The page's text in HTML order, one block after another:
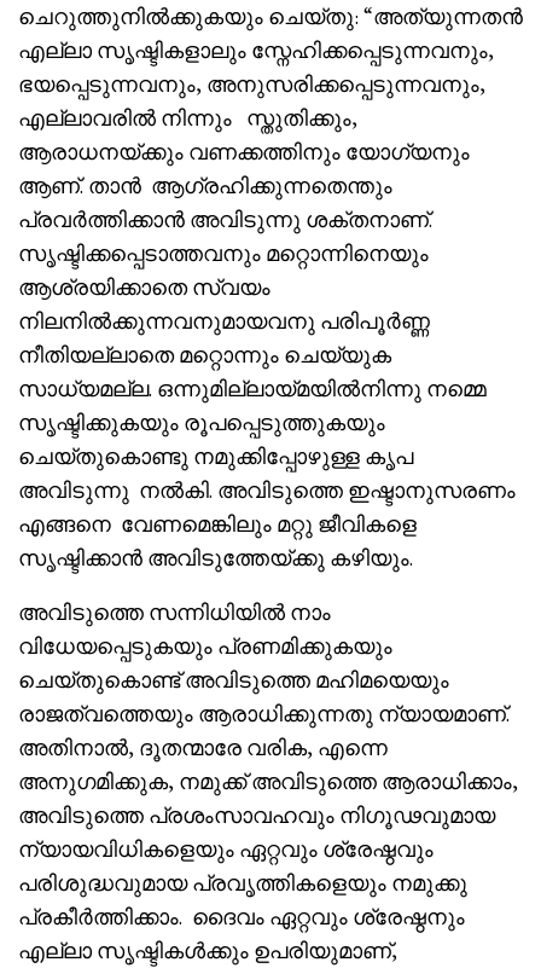
ചെറുത്തുനിൽക്കുകയും ചെയ്തു: “അത്യുന്നതൻ
എല്ലാ സൃഷ്ടികളാലും സ്നേഹിക്കപ്പെടുന്നവനും,
ഭയപ്പെടുന്നവനും, അനുസരിക്കപ്പെടുന്നവനും,
എല്ലാവരിൽ നിന്നും സ്തുതിക്കും,
ആരാധനയ്‌ക്കും വണക്കത്തിനും യോഗ്യനും
ആണ്. താൻ ആഗ്രഹിക്കുന്നതെന്തും
പ്രവർത്തിക്കാൻ അവിടുന്നു ശക്തനാണ്.
സൃഷ്ടിക്കപ്പെടാത്തവനും മറ്റൊന്നിനെയും
ആശ്രയിക്കാതെ സ്വയം
നിലനിൽക്കുന്നവനുമായവനു പരിപൂർണ്ണ
നീതിയല്ലാതെ മറ്റൊന്നും ചെയ്യുക
സാധ്യമല്ല. ഒന്നുമില്ലായ്മയിൽനിന്നു നമ്മെ
സൃഷ്ടിക്കുകയും രൂപപ്പെടുത്തുകയും
ചെയ്തുകൊണ്ടു നമുക്കിപ്പോഴുള്ള കൃപ
അവിടുന്നു നൽകി. അവിടുത്തെ ഇഷ്ടാനുസരണം
എങ്ങനെ വേണമെങ്കിലും മറ്റു ജീവികളെ
സൃഷ്ടിക്കാൻ അവിടുത്തേയ്ക്കു കഴിയും.
അവിടുത്തെ സന്നിധിയിൽ നാം
വിധേയപ്പെടുകയും പ്രണമിക്കുകയും
ചെയ്തുകൊണ്ട് അവിടുത്തെ മഹിമയെയും
രാജത്വത്തെയും ആരാധിക്കുന്നതു ന്യായമാണ്.
അതിനാൽ, ദൂതന്മാരേ വരിക, എന്നെ
അനുഗമിക്കുക, നമുക്ക് അവിടുത്തെ ആരാധിക്കാം,
അവിടുത്തെ പ്രശംസാവഹവും നിഗൂഢവുമായ
ന്യായവിധികളെയും ഏറ്റവും ശ്രേഷ്ഠവും
പരിശുദ്ധവുമായ പ്രവൃത്തികളെയും നമുക്കു
പ്രകീർത്തിക്കാം. ദൈവം ഏറ്റവും ശ്രേഷ്ഠനും
എല്ലാ സൃഷ്ടികൾക്കും ഉപരിയുമാണ്,